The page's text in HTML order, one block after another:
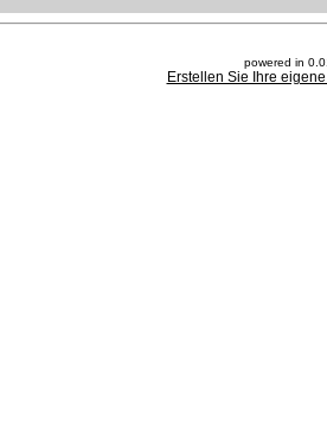
powered in
Erstellen Sie Ihre